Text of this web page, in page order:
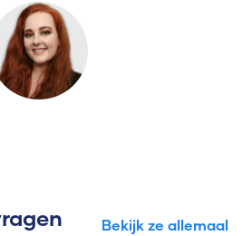
Bekijk ze allemaal